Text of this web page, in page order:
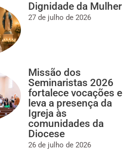
Dignidade da Mulher
27 de julho de 2026
Missão dos
Seminaristas 2026
fortalece vocações e
leva a presença da
Igreja às
comunidades da
Diocese
26 de julho de 2026